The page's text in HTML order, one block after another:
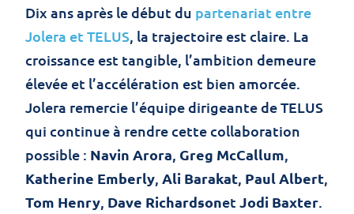
Dix ans après le début du partenariat entre
Jolera et TELUS , la trajectoire est claire. La
croissance est tangible, l’ambition demeure
élevée et l’accélération est bien amorcée.
Jolera remercie l’équipe dirigeante de TELUS
qui continue à rendre cette collaboration
possible : Navin Arora Greg McCallum
Katherine Emberly Ali Barakat Paul Albert
Tom Henry Dave Richardsonet Jodi Baxter